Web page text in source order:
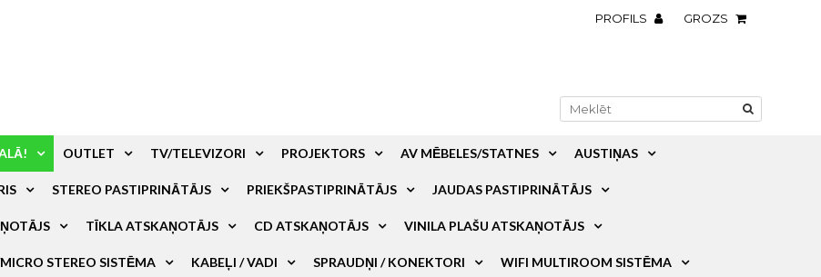
PROFILS GROZS
OUTLET TV/TELEVIZORI PROJEKTORS AV MĒBELES/STATNES AUSTIŅAS
STEREO PASTIPRINĀTĀJS PRIEKŠPASTIPRINĀTĀJS JAUDAS PASTIPRINĀTĀJS
TĪKLA ATSKAŅOTĀJS CD ATSKAŅOTĀJS VINILA PLAŠU ATSKAŅOTĀJS
STEREO SISTĒMA KABEĻI / VADI SPRAUDŅI / KONEKTORI WIFI MULTIROOM SISTĒMA